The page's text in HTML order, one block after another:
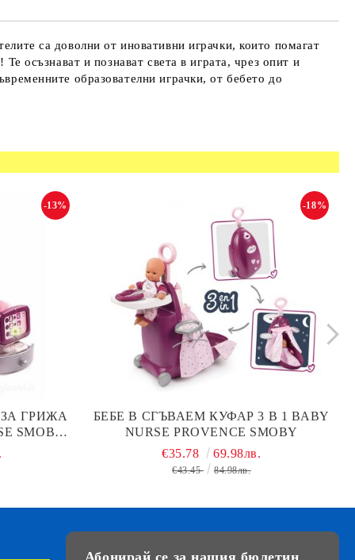
са доволни от иновативни играчки, които помагат
осъзнават и познават света в играта, чрез опит и
образователни играчки, от бебето до
ГРИЖА
SMOBY
-13%
БЕБЕ В СГЪВАЕМ КУФАР 3 В 1 BABY
NURSE PROVENCE SMOBY
-18%
€35.78 69.98лв.
€43.45 84.98лв.